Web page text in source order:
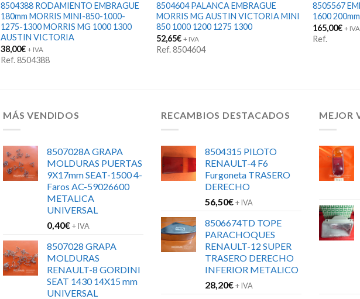
8504388 RODAMIENTO EMBRAGUE
180mm MORRIS MINI-850-1000-
1275-1300 MORRIS MG 1000 1300
AUSTIN VICTORIA
38,00€ + IVA
Ref. 8504388
8504604 PALANCA EMBRAGUE
MORRIS MG AUSTIN VICTORIA MINI
850 1000 1200 1275 1300
52,65€ + IVA
Ref. 8504604
8505567
1600
165,00€ + IVA
Ref.
MÁS VENDIDOS
8507028A GRAPA
MOLDURAS PUERTAS
9X17mm SEAT-1500 4-
Faros AC-59026600
METALICA
UNIVERSAL
0,40€+ IVA
8507028 GRAPA
MOLDURAS
RENAULT-8 GORDINI
SEAT 1430 14X15 mm
UNIVERSAL
RECAMBIOS DESTACADOS
8504315 PILOTO
RENAULT-4 F6
Furgoneta TRASERO
DERECHO
56,50€+ IVA
8506674TD TOPE
PARACHOQUES
RENAULT-12 SUPER
TRASERO DERECHO
INFERIOR METALICO
28,20€+ IVA
MEJOR